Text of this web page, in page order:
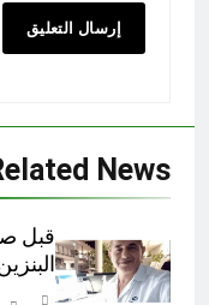
News
قبل
البنزين بـ450